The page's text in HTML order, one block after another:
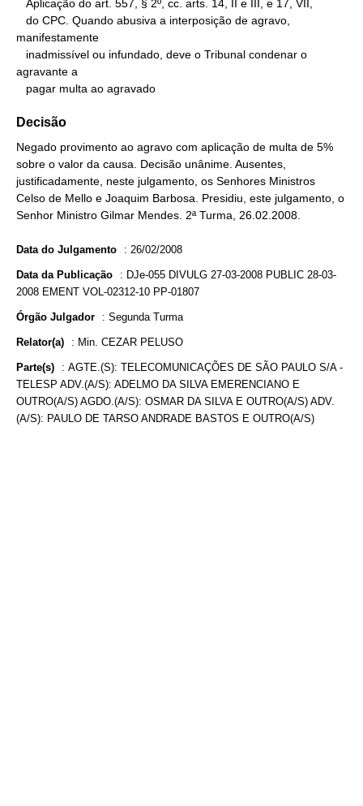
manifestamente
agravante a
   pagar multa ao agravado
Decisão
Negado provimento ao agravo com aplicação de multa de 5%
sobre o valor da causa. Decisão unânime. Ausentes,
justificadamente, neste julgamento, os Senhores Ministros
Celso de Mello e Joaquim Barbosa. Presidiu, este julgamento, o
Senhor Ministro Gilmar Mendes. 2ª Turma, 26.02.2008.
Data do Julgamento : 26/02/2008
Data da Publicação : DJe-055 DIVULG 27-03-2008 PUBLIC 28-03-
2008 EMENT VOL-02312-10 PP-01807
Órgão Julgador : Segunda Turma
Relator(a) : Min. CEZAR PELUSO
Parte(s) : AGTE.(S): TELECOMUNICAÇÕES DE SÃO PAULO S/A -
TELESP ADV.(A/S): ADELMO DA SILVA EMERENCIANO E
OUTRO(A/S) AGDO.(A/S): OSMAR DA SILVA E OUTRO(A/S) ADV.
(A/S): PAULO DE TARSO ANDRADE BASTOS E OUTRO(A/S)